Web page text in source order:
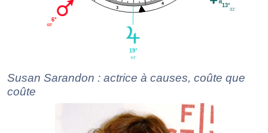
3
4
6°
48'
19°
44'
13°
31'
Susan Sarandon : actrice à causes, coûte que
coûte